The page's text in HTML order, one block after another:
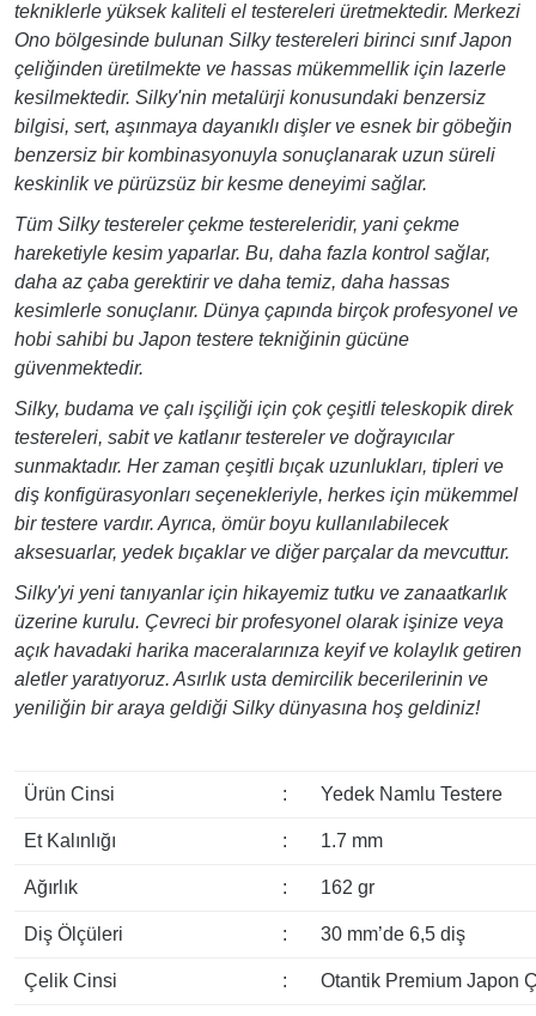
tekniklerle yüksek kaliteli el testereleri üretmektedir. Merkezi
Ono bölgesinde bulunan Silky testereleri birinci sınıf Japon
çeliğinden üretilmekte ve hassas mükemmellik için lazerle
kesilmektedir. Silky'nin metalürji konusundaki benzersiz
bilgisi, sert, aşınmaya dayanıklı dişler ve esnek bir göbeğin
benzersiz bir kombinasyonuyla sonuçlanarak uzun süreli
keskinlik ve pürüzsüz bir kesme deneyimi sağlar.
Tüm Silky testereler çekme testereleridir, yani çekme
hareketiyle kesim yaparlar. Bu, daha fazla kontrol sağlar,
daha az çaba gerektirir ve daha temiz, daha hassas
kesimlerle sonuçlanır. Dünya çapında birçok profesyonel ve
hobi sahibi bu Japon testere tekniğinin gücüne
güvenmektedir.
Silky, budama ve çalı işçiliği için çok çeşitli teleskopik direk
testereleri, sabit ve katlanır testereler ve doğrayıcılar
sunmaktadır. Her zaman çeşitli bıçak uzunlukları, tipleri ve
diş konfigürasyonları seçenekleriyle, herkes için mükemmel
bir testere vardır. Ayrıca, ömür boyu kullanılabilecek
aksesuarlar, yedek bıçaklar ve diğer parçalar da mevcuttur.
Silky'yi yeni tanıyanlar için hikayemiz tutku ve zanaatkarlık
üzerine kurulu. Çevreci bir profesyonel olarak işinize veya
açık havadaki harika maceralarınıza keyif ve kolaylık getiren
aletler yaratıyoruz. Asırlık usta demircilik becerilerinin ve
yeniliğin bir araya geldiği Silky dünyasına hoş geldiniz!
Ürün Cinsi : Yedek Namlu Testere
Et Kalınlığı : 1.7 mm
Ağırlık : 162 gr
Diş Ölçüleri : 30 mm’de 6,5 diş
Çelik Cinsi : Otantik Premium Japon